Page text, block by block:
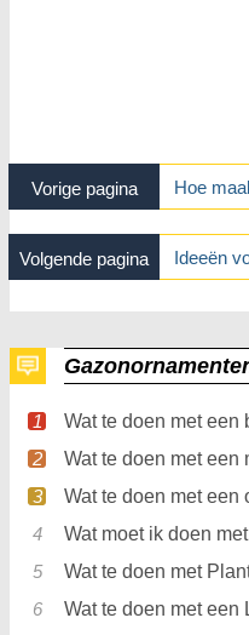
Vorige pagina Hoe
Volgende pagina Ideeën
Wat te doen met een
Wat te doen met een
Wat te doen met een
Wat moet ik doen
Wat te doen met
Wat te doen met een